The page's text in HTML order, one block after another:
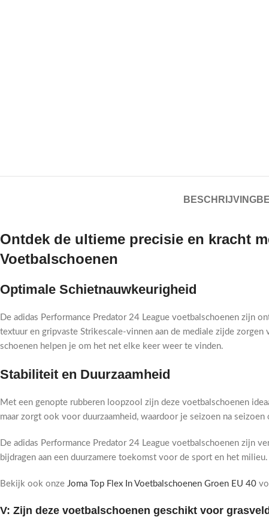
BESCHRIJVING
Ontdek de ultieme precisie en kracht
Voetbalschoenen
Optimale Schietnauwkeurigheid
De adidas Performance Predator 24 League voetbalschoenen zijn
textuur en gripvaste Strikescale-vinnen aan de mediale zijde
schoenen helpen je om het net elke keer weer te vinden.
Stabiliteit en Duurzaamheid
Met een genopte rubberen loopzool zijn deze voetbalschoenen
maar zorgt ook voor duurzaamheid, waardoor je seizoen na
De adidas Performance Predator 24 League voetbalschoenen zijn
bijdragen aan een duurzamere toekomst voor de sport en het
Bekijk ook onze Joma Top Flex In Voetbalschoenen Groen EU 40
V: Zijn deze voetbalschoenen geschikt voor